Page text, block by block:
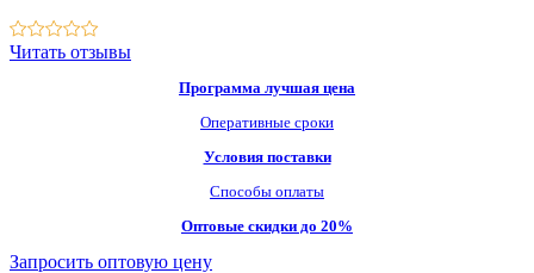
Читать отзывы
Программа лучшая цена
Оперативные сроки
Условия поставки
Способы оплаты
Оптовые скидки до 20%
Запросить оптовую цену